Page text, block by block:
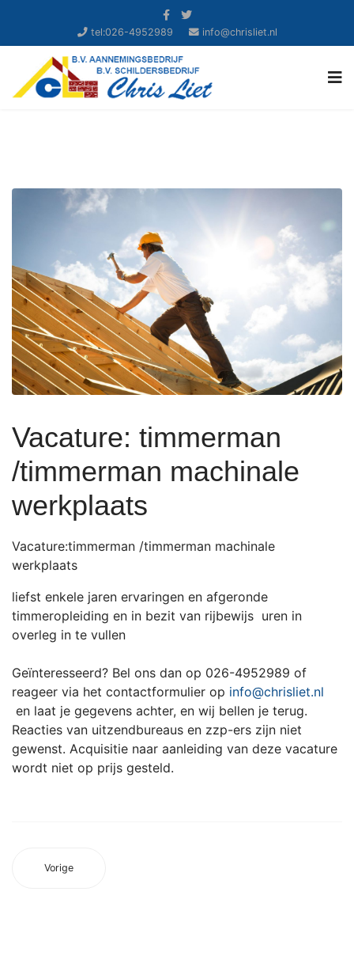
tel:026-4952989 info@chrisliet.nl
Vacature: timmerman
/timmerman machinale
werkplaats
Vacature:timmerman /timmerman machinale
werkplaats
liefst enkele jaren ervaringen en afgeronde
timmeropleiding en in bezit van rijbewijs uren in
overleg in te vullen
Geïnteresseerd? Bel ons dan op 026-4952989 of
reageer via het contactformulier op info@chrisliet.nl
en laat je gegevens achter, en wij bellen je terug.
Reacties van uitzendbureaus en zzp-ers zijn niet
gewenst. Acquisitie naar aanleiding van deze vacature
wordt niet op prijs gesteld.
Vorige